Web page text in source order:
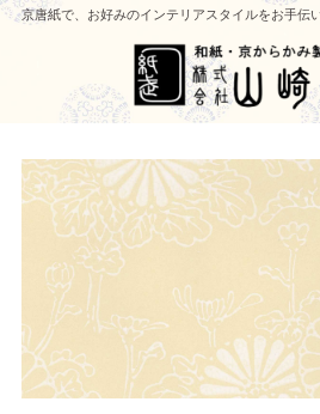
京唐紙で、お好みのインテリアスタイルをお手伝